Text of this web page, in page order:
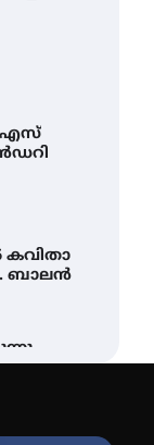
എസ്
കവിതാ
ബാലൻ
–